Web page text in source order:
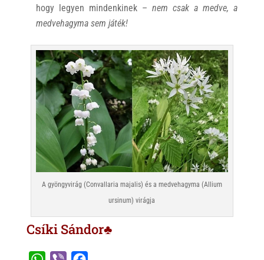
hogy legyen mindenkinek – nem csak a medve, a
medvehagyma sem játék!
A gyöngyvirág (Convallaria majalis) és a medvehagyma (Allium
ursinum) virágja
Csíki Sándor♣